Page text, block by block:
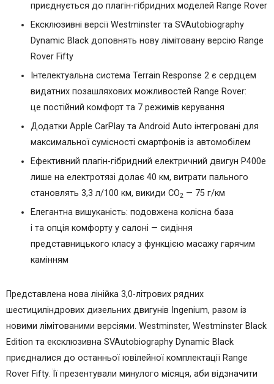
приєднується до плагін-гібридних моделей Range Rover
Ексклюзивні версії Westminster та SVAutobiography
Dynamic Black доповнять нову лімітовану версію Range
Rover Fifty
Інтелектуальна система Terrain Response 2 є сердцем
видатних позашляхових можливостей Range Rover:
це постійний комфорт та 7 режимів керування
Додатки Apple CarPlay та Android Auto інтегровані для
максимальної сумісності смартфонів із автомобілем
Ефективний плагін-гібридний електричний двигун P400e
лише на електротязі долає 40 км, витрати пального
становлять 3,3 л/100 км, викиди CO2 — 75 г/км
Елегантна вишуканість: подовжена колісна база
і та опція комфорту у салоні — сидіння
представницького класу з функцією масажу гарячим
камінням
Представлена нова лінійка 3,0-літрових рядних
шестициліндрових дизельних двигунів Ingenium, разом із
новими лімітованими версіями. Westminster, Westminster Black
Edition та ексклюзивна SVAutobiography Dynamic Black
приєдналися до останньої ювілейної комплектації Range
Rover Fifty. Її презентували минулого місяця, аби відзначити